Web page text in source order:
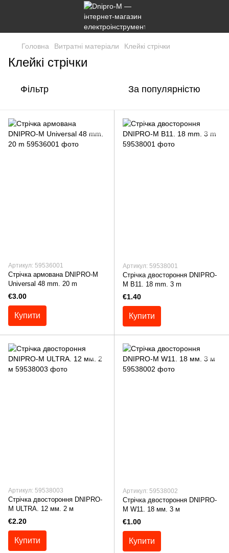
Головна Витратні матеріали Клейкі стрічки
Клейкі стрічки
Фільтр За популярністю
Артикул: 59536001
Стрічка армована DNIPRO-M
Universal 48 mm. 20 m
€3.00
Купити
Артикул: 59538001
Стрічка двостороння DNIPRO-
M B11. 18 mm. 3 m
€1.40
Купити
Артикул: 59538003
Стрічка двостороння DNIPRO-
M ULTRA. 12 мм. 2 м
€2.20
Купити
Артикул: 59538002
Стрічка двостороння DNIPRO-
M W11. 18 мм. 3 м
€1.00
Купити